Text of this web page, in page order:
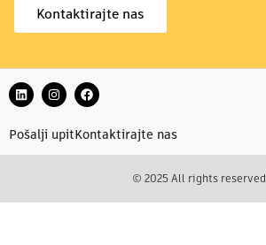
Kontaktirajte nas
Pošalji upit Kontaktirajte nas
© 2025 All rights reserved